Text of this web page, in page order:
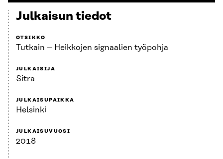
Julkaisun tiedot
OTSIKKO
Tutkain – Heikkojen signaalien työpohja
JULKAISIJA
Sitra
JULKAISUPAIKKA
Helsinki
JULKAISUVUOSI
2018